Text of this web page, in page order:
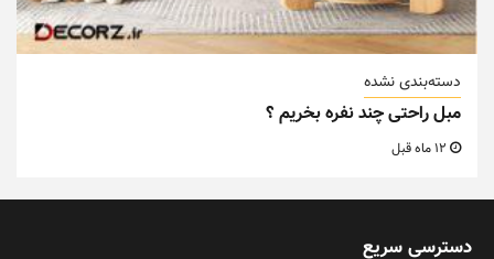
دسته‌بندی نشده
مبل راحتی چند نفره بخریم ؟
دسترسی سریع